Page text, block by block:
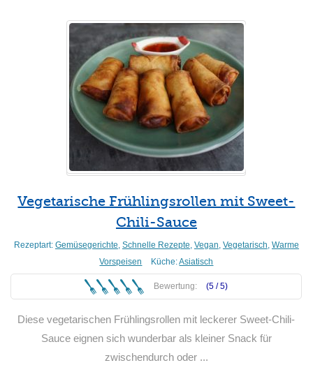
Vegetarische Frühlingsrollen mit Sweet-
Chili-Sauce
Rezeptart: Gemüsegerichte Schnelle Rezepte Vegan Vegetarisch Warme
Vorspeisen
Küche:Asiatisch
Bewertung: (5 /5)
Diese vegetarischen Frühlingsrollen mit leckerer Sweet-Chili-
Sauce eignen sich wunderbar als kleiner Snack für
zwischendurch oder ...